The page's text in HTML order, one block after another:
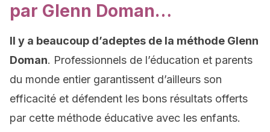
par Glenn Doman…
Il y a beaucoup d’adeptes de la méthode Glenn
Doman. Professionnels de l’éducation et parents
du monde entier garantissent d’ailleurs son
efficacité et défendent les bons résultats offerts
par cette méthode éducative avec les enfants.